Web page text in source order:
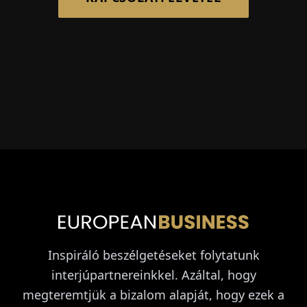
Inspiráló beszélgetéseket folytatunk
interjúpartnereinkkel. Azáltal, hogy
megteremtjük a bizalom alapját, hogy ezek a